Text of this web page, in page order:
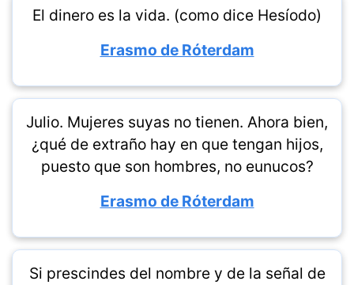
El dinero es la vida. (como dice Hesíodo)
Erasmo de Róterdam
Julio. Mujeres suyas no tienen. Ahora bien,
¿qué de extraño hay en que tengan hijos,
puesto que son hombres, no eunucos?
Erasmo de Róterdam
Si prescindes del nombre y de la señal de